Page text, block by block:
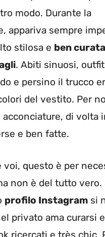
modo. Durante la
appariva sempre
stilosa e ben
. Abiti sinuosi, outfit
e persino il trucco
del vestito. Per
acconciature, di volta
e ben fatte.
voi, questo è per
non è del tutto vero.
profilo Instagram si
privato ama curarsi e
ricercati e très chic.